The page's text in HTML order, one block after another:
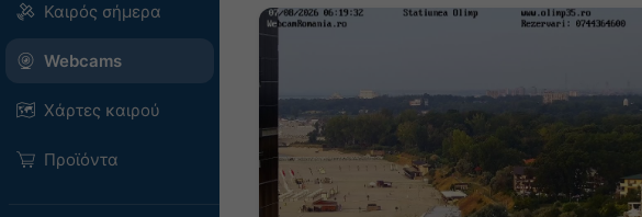
Καιρός σήμερα
Webcams
Χάρτες καιρού
Προϊόντα